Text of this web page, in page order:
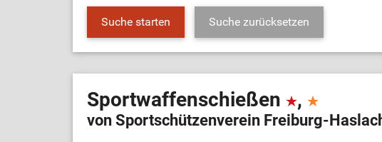
Sportwaffenschießen ,
von Sportschützenverein Freiburg-